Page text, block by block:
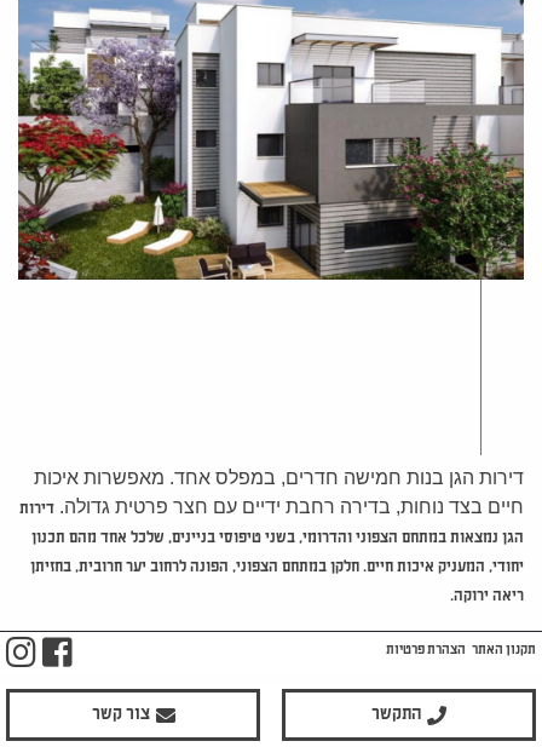
דירות הגן בנות חמישה חדרים, במפלס אחד. מאפשרות איכות
חיים בצד נוחות, בדירה רחבת ידיים עם חצר פרטית גדולה. דירות
הגן נמצאות במתחם הצפוני והדרומי, בשני טיפוסי בניינים, שלכל אחד מהם תכנון
יחודי, המעניק איכות חיים. חלקן במתחם הצפוני, הפונה לרחוב יער חרובית, בחזיתן
ריאה ירוקה.
התקשר צור קשר
תקנון האתר הצהרת פרטיות